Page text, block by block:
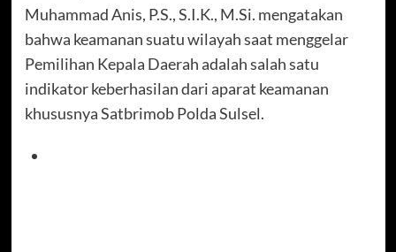
Muhammad Anis, P.S., S.I.K., M.Si. mengatakan
bahwa keamanan suatu wilayah saat menggelar
Pemilihan Kepala Daerah adalah salah satu
indikator keberhasilan dari aparat keamanan
khususnya Satbrimob Polda Sulsel.